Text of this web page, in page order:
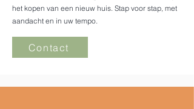
het kopen van een nieuw huis. Stap voor stap, met
aandacht en in uw tempo.
Contact